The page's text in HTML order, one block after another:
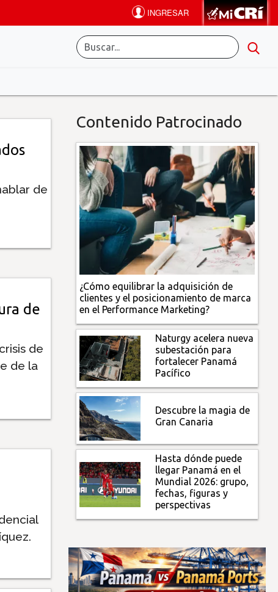
de
de
de
de la
Contenido Patrocinado
¿Cómo equilibrar la adquisición de
clientes y el posicionamiento de marca
en el Performance Marketing?
Naturgy acelera nueva
subestación para
fortalecer Panamá
Pacífico
Descubre la magia de
Gran Canaria
Hasta dónde puede
llegar Panamá en el
Mundial 2026: grupo,
fechas, figuras y
perspectivas